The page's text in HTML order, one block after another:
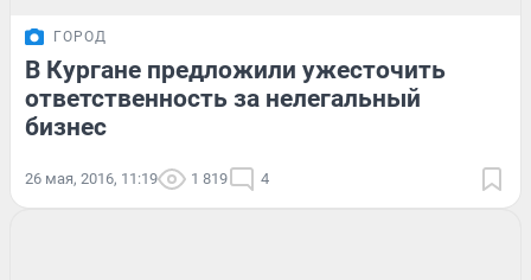
ГОРОД
В Кургане предложили ужесточить
ответственность за нелегальный
бизнес
26 мая, 2016, 11:19 1 819 4